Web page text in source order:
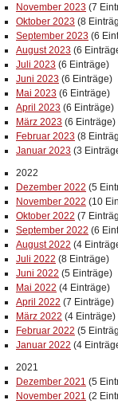
November 2023 (7
Oktober 2023 (8
September 2023 (6
August 2023 (6
Juli 2023 (6 Einträge)
Juni 2023 (6 Einträge)
Mai 2023 (6 Einträge)
April 2023 (6 Einträge)
März 2023 (6 Einträge)
Februar 2023 (8
Januar 2023 (3
2022
Dezember 2022 (5
November 2022 (10
Oktober 2022 (7
September 2022 (6
August 2022 (4
Juli 2022 (8 Einträge)
Juni 2022 (5 Einträge)
Mai 2022 (4 Einträge)
April 2022 (7 Einträge)
März 2022 (4 Einträge)
Februar 2022 (5
Januar 2022 (4
2021
Dezember 2021 (5
November 2021 (2